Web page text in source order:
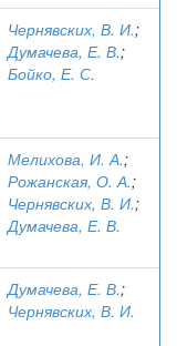
Чернявских, В. И.;
Думачева, Е. В.;
Бойко, Е. С.
Мелихова, И. А.;
Рожанская, О. А.;
Чернявских, В. И.;
Думачева, Е. В.
Думачева, Е. В.;
Чернявских, В. И.